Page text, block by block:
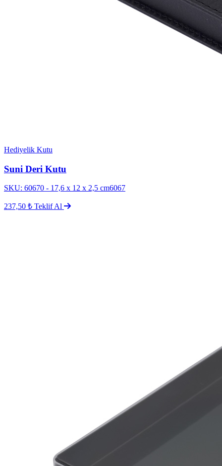
Hediyelik Kutu
Suni Deri Kutu
SKU: 60670 - 17,6 x 12 x 2,5 cm6067
237,50 ₺ Teklif Al